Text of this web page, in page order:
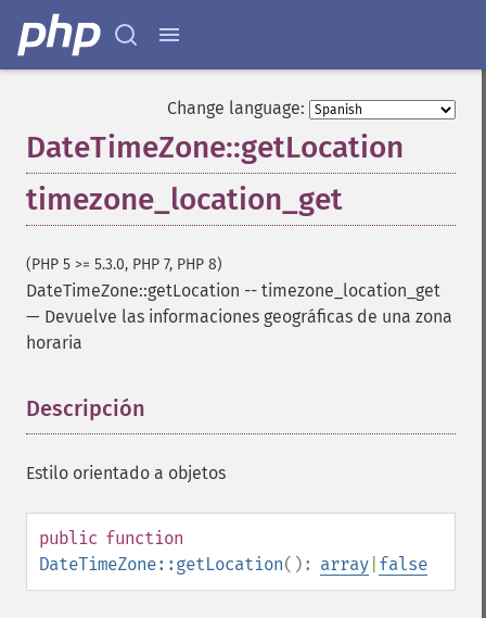
Change language:
DateTimeZone::getLocation
timezone_location_get
(PHP 5 >= 5.3.0, PHP 7, PHP 8)
DateTimeZone::getLocation -- timezone_location_get
— Devuelve las informaciones geográficas de una zona
horaria
Descripción
Estilo orientado a objetos
public function
DateTimeZone::getLocation(): array false